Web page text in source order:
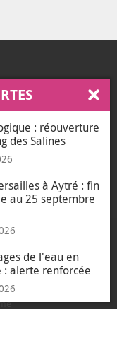
de cookies pour des
de mesure
aux données à
personnelles
le message
: réouverture
des Salines
à Aytré : fin
au 25 septembre
de l'eau en
alerte renforcée